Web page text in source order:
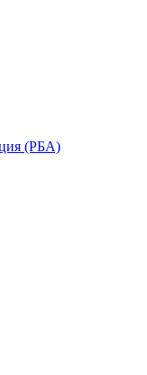
(РБА)